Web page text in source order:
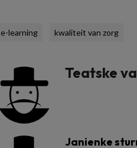
e-learning kwaliteit van zorg
Teatske
Janienke